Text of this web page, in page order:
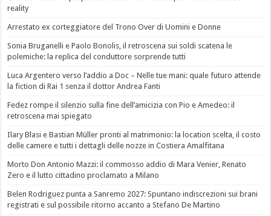
reality
Arrestato ex corteggiatore del Trono Over di Uomini e Donne
Sonia Bruganelli e Paolo Bonolis, il retroscena sui soldi scatena le
polemiche: la replica del conduttore sorprende tutti
Luca Argentero verso l’addio a Doc – Nelle tue mani: quale futuro attende
la fiction di Rai 1 senza il dottor Andrea Fanti
Fedez rompe il silenzio sulla fine dell’amicizia con Pio e Amedeo: il
retroscena mai spiegato
Ilary Blasi e Bastian Müller pronti al matrimonio: la location scelta, il costo
delle camere e tutti i dettagli delle nozze in Costiera Amalfitana
Morto Don Antonio Mazzi: il commosso addio di Mara Venier, Renato
Zero e il lutto cittadino proclamato a Milano
Belen Rodriguez punta a Sanremo 2027: Spuntano indiscrezioni sui brani
registrati e sul possibile ritorno accanto a Stefano De Martino